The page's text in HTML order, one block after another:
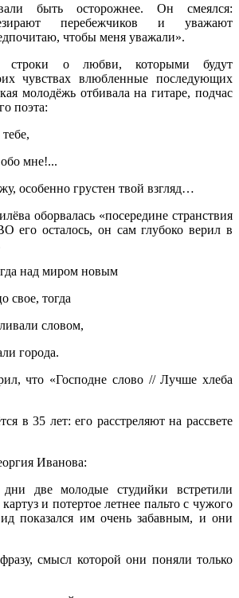
быть осторожнее. Он смеялся:
перебежчиков и уважают
чтобы меня уважали».
о любви, которыми будут
чувствах влюбленные последующих
молодёжь отбивала на гитаре, подчас
поэта:
мне!...
особенно грустен твой взгляд…
оборвалась «посередине странствия
его осталось, он сам глубоко верил в
над миром новым
свое, тогда
словом,
города.
что «Господне слово // Лучше хлеба
в 35 лет: его расстреляют на рассвете
Иванова:
две молодые студийки встретили
и потертое летнее пальто с чужого
показался им очень забавным, и они
смысл которой они поняли только